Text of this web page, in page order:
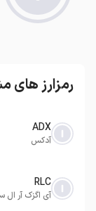
رمزارز های
ADX
آدکس
RLC
آی اگزک آر ال